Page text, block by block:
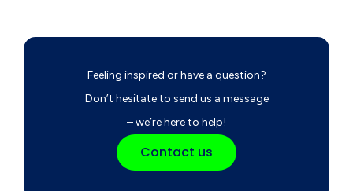
Feeling inspired or have a question?
Don’t hesitate to send us a message
– we’re here to help!
Contact us